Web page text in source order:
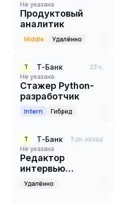
Не указана
Продуктовый
аналитик
Middle Удалённо
Т Т-Банк 23 ч.
Не указана
Стажер Python-
разработчик
Intern Гибрид
Т Т-Банк 3 дн. назад
Не указана
Редактор
интервью
(бизнес‑тематика)
Удалённо